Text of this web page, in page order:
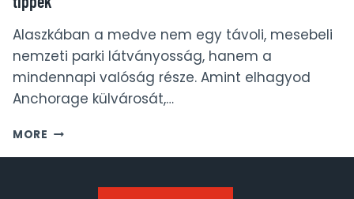
Alaszkában a medve nem egy távoli, mesebeli
nemzeti parki látványosság, hanem a
mindennapi valóság része. Amint elhagyod
Anchorage külvárosát,…
MORE ALASZKAI